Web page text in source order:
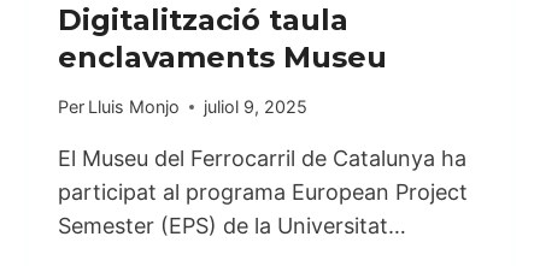
Digitalització taula
enclavaments Museu
Per Lluis Monjo juliol 9, 2025
El Museu del Ferrocarril de Catalunya ha
participat al programa European Project
Semester (EPS) de la Universitat…